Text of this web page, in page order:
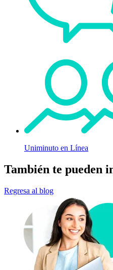
Uniminuto en Línea
También te pueden
Regresa al blog